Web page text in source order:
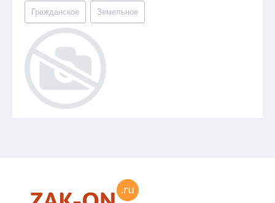
Гражданское Земельное